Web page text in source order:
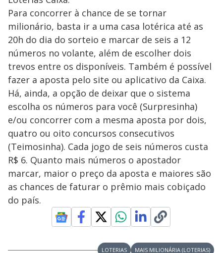
Para concorrer à chance de se tornar
milionário, basta ir a uma casa lotérica até as
20h do dia do sorteio e marcar de seis a 12
números no volante, além de escolher dois
trevos entre os disponíveis. Também é possível
fazer a aposta pelo site ou aplicativo da Caixa.
Há, ainda, a opção de deixar que o sistema
escolha os números para você (Surpresinha)
e/ou concorrer com a mesma aposta por dois,
quatro ou oito concursos consecutivos
(Teimosinha). Cada jogo de seis números custa
R$ 6. Quanto mais números o apostador
marcar, maior o preço da aposta e maiores são
as chances de faturar o prêmio mais cobiçado
do país.
LOTERIAS MAIS MILIONÁRIA (LOTERIAS)